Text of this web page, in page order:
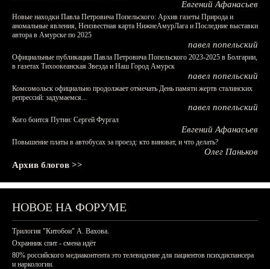
Евгений Афанасьев
Новые находки Павла Петровича Попельского: Архив газеты Природа и
аномальные явления, Неизвестная карта НижнеАмурЛага и Последние выставки
автора в Амурске по 2025
павел попельский
Официальные публикации Павла Петровича Попельского 2023-2025 в Болгарии,
в газетах Тихоокеанская Звезда и Наш Город Амурск
павел попельский
Комсомольск официально продолжает отмечать День памяти жертв сталинских
репрессий: задумаемся...
павел попельский
Кого боится Путин: Сергей Фургал
Евгений Афанасьев
Повышение платы в автобусах за проезд: кто виноват, и что делать?
Олег Паньков
Архив блогов >>
НОВОЕ НА ФОРУМЕ
Трилогия "Китобои" А. Вахова.
Охранник спит - смена идёт
80% российского медиаконтента это телевидение для пациентов психдиспансера
и наркологии.